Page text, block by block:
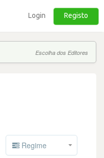
Login Registo
Escolha dos Editores
Regime